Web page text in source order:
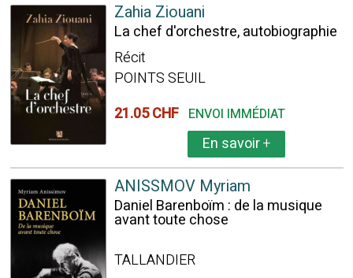
Zahia Ziouani
La chef d'orchestre, autobiographie
Récit
POINTS SEUIL
21.05 CHF ENVOI IMMÉDIAT
En savoir+
ANISSMOV Myriam
Daniel Barenboïm : de la musique
avant toute chose
TALLANDIER